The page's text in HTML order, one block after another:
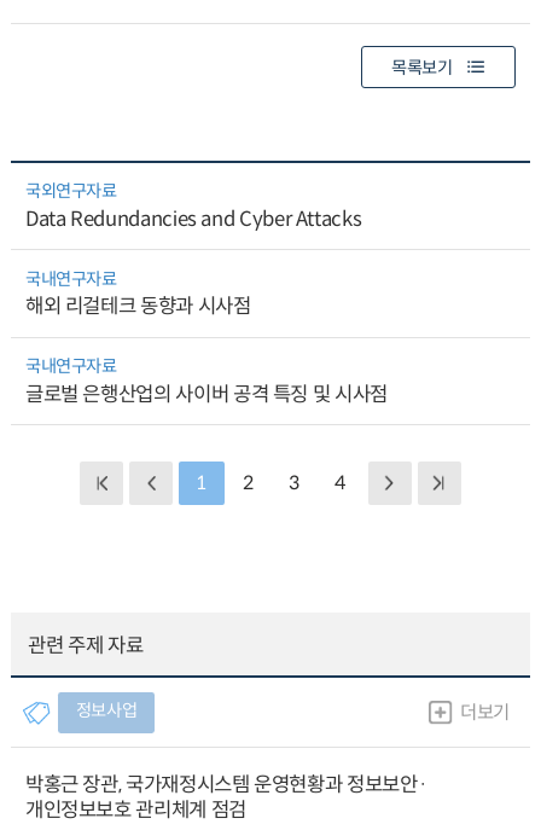
목록보기
국외연구자료
Data Redundancies and Cyber Attacks
국내연구자료
해외 리걸테크 동향과 시사점
국내연구자료
글로벌 은행산업의 사이버 공격 특징 및 시사점
1 2 3 4
관련 주제 자료
정보사업 더보기
박홍근 장관, 국가재정시스템 운영현황과 정보보안·
개인정보보호 관리체계 점검